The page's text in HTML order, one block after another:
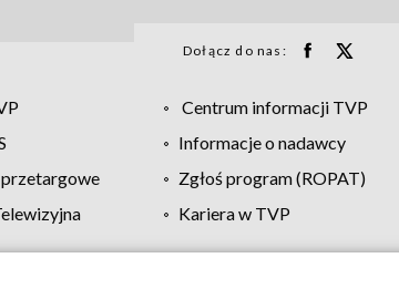
Dołącz do nas:
Centrum informacji TVP
Informacje o nadawcy
przetargowe Zgłoś program (ROPAT)
Kariera w TVP